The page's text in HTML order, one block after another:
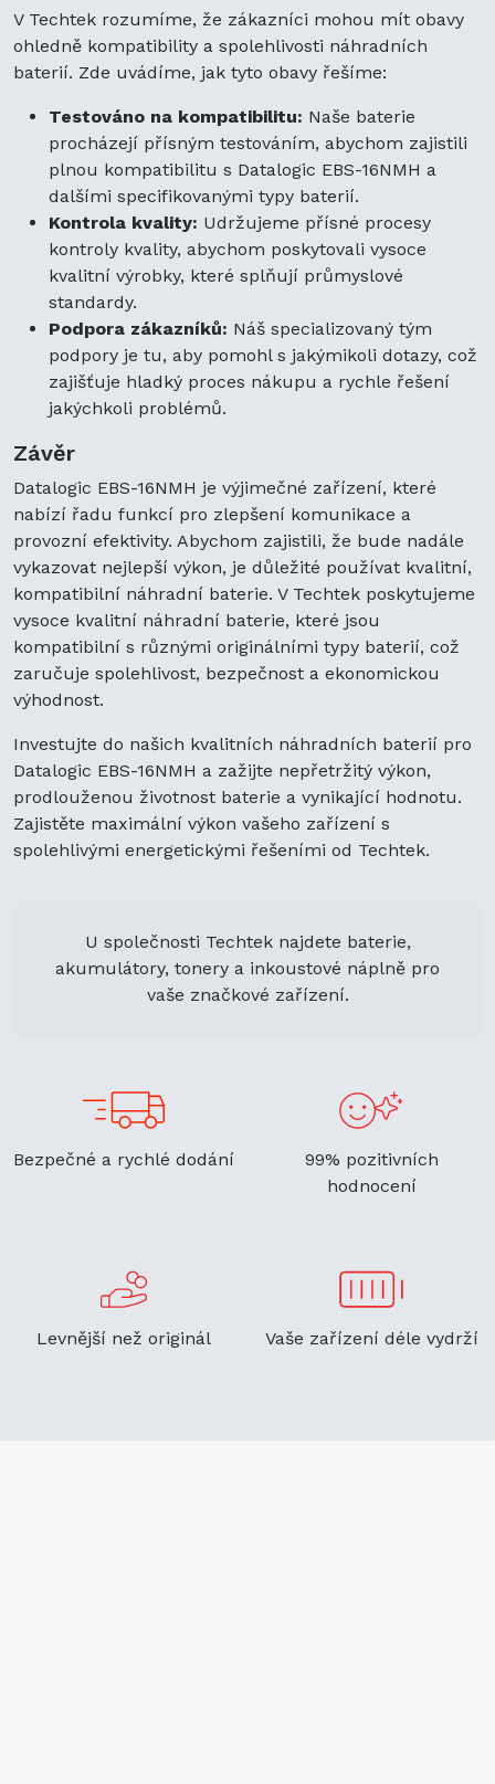
V Techtek rozumíme, že zákazníci mohou mít obavy
ohledně kompatibility a spolehlivosti náhradních
baterií. Zde uvádíme, jak tyto obavy řešíme:
Testováno na kompatibilitu: Naše baterie
procházejí přísným testováním, abychom zajistili
plnou kompatibilitu s Datalogic EBS-16NMH a
dalšími specifikovanými typy baterií.
Kontrola kvality: Udržujeme přísné procesy
kontroly kvality, abychom poskytovali vysoce
kvalitní výrobky, které splňují průmyslové
standardy.
Podpora zákazníků: Náš specializovaný tým
podpory je tu, aby pomohl s jakýmikoli dotazy, což
zajišťuje hladký proces nákupu a rychle řešení
jakýchkoli problémů.
Závěr
Datalogic EBS-16NMH je výjimečné zařízení, které
nabízí řadu funkcí pro zlepšení komunikace a
provozní efektivity. Abychom zajistili, že bude nadále
vykazovat nejlepší výkon, je důležité používat kvalitní,
kompatibilní náhradní baterie. V Techtek poskytujeme
vysoce kvalitní náhradní baterie, které jsou
kompatibilní s různými originálními typy baterií, což
zaručuje spolehlivost, bezpečnost a ekonomickou
výhodnost.
Investujte do našich kvalitních náhradních baterií pro
Datalogic EBS-16NMH a zažijte nepřetržitý výkon,
prodlouženou životnost baterie a vynikající hodnotu.
Zajistěte maximální výkon vašeho zařízení s
spolehlivými energetickými řešeními od Techtek.
U společnosti Techtek najdete baterie,
akumulátory, tonery a inkoustové náplně pro
vaše značkové zařízení.
Bezpečné a rychlé dodání
99% pozitivních
hodnocení
Levnější než originál Vaše zařízení déle vydrží